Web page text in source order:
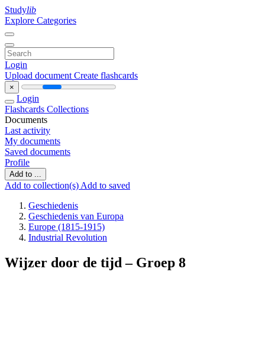
Studylib
Explore Categories
Login
Upload document Create flashcards
×
Login
Flashcards Collections
Documents
Last activity
My documents
Saved documents
Profile
Add to ...
Add to collection(s) Add to saved
Geschiedenis
Geschiedenis van Europa
Europe (1815-1915)
Industrial Revolution
Wijzer door de tijd – Groep 8